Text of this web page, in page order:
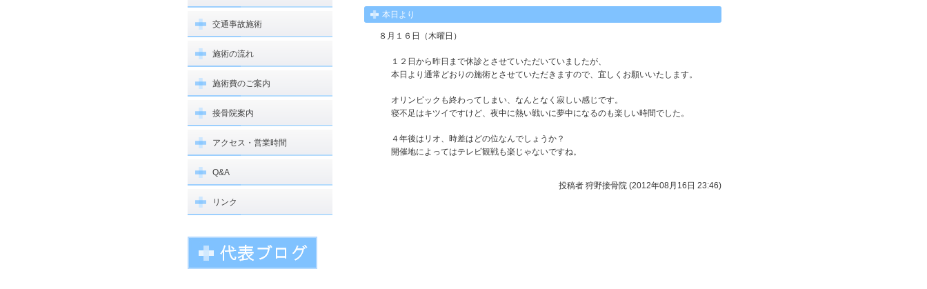
本日より
８月１６日（木曜日）
１２日から昨日まで休診とさせていただいていましたが、
本日より通常どおりの施術とさせていただきますので、宜しくお願いいたします。
オリンピックも終わってしまい、なんとなく寂しい感じです。
寝不足はキツイですけど、夜中に熱い戦いに夢中になるのも楽しい時間でした。
４年後はリオ、時差はどの位なんでしょうか？
開催地によってはテレビ観戦も楽じゃないですね。
投稿者 狩野接骨院 (2012年08月16日 23:46)
交通事故施術
施術の流れ
施術費のご案内
接骨院案内
アクセス・営業時間
Q&A
リンク